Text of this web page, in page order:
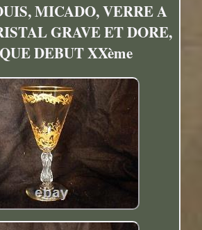
MICADO, VERRE A
GRAVE ET DORE,
DEBUT XXème